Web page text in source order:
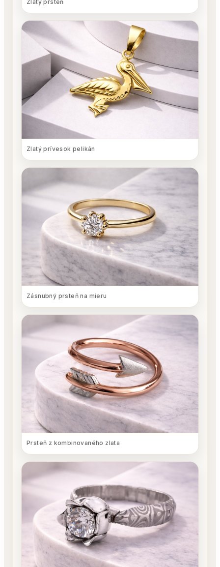
Zlatý prsteň
Zlatý prívesok pelikán
Zásnubný prsteň na mieru
Prsteň z kombinovaného zlata